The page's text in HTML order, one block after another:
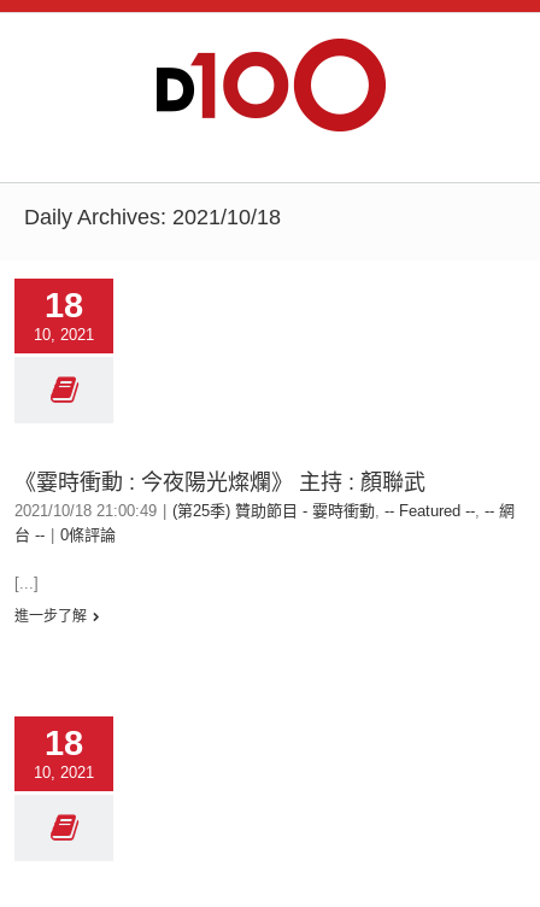
Daily Archives: 2021/10/18
18
10, 2021
《霎時衝動 : 今夜陽光燦爛》 主持 : 顏聯武
2021/10/18 21:00:49 (第25季) 贊助節目 - 霎時衝動, -- Featured --, -- 網
台 --
0條評論
[...]
進一步了解
18
10, 2021